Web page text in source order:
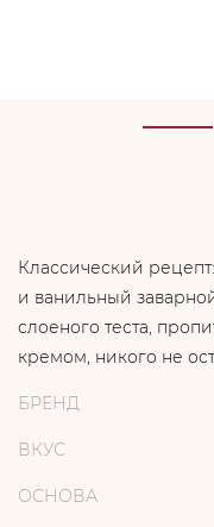
Классический
и ванильный
слоеного теста,
кремом, никого не
БРЕНД
ВКУС
ОСНОВА